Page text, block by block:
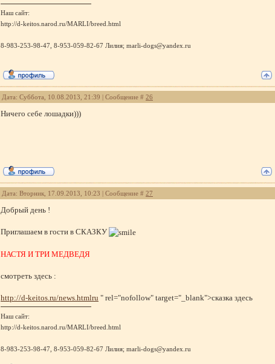
Наш сайт:
http://d-keitos.narod.ru/MARLI/breed.html
8-983-253-98-47, 8-953-059-82-67 Лилия; marli-dogs@yandex.ru
Дата: Суббота, 10.08.2013, 21:39 | Сообщение # 26
Ничего себе лошадки)))
Дата: Вторник, 17.09.2013, 10:23 | Сообщение # 27
Добрый день !
Приглашаем в гости в СКАЗКУ
НАСТЯ И ТРИ МЕДВЕДЯ
смотреть здесь :
http://d-keitos.ru/news.htmlru " rel="nofollow" target="_blank">сказка здесь
Наш сайт:
http://d-keitos.narod.ru/MARLI/breed.html
8-983-253-98-47, 8-953-059-82-67 Лилия; marli-dogs@yandex.ru